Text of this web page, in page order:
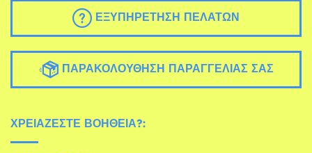
ΕΞΥΠΗΡΈΤΗΣΗ ΠΕΛΑΤΏΝ
ΠΑΡΑΚΟΛΟΎΘΗΣΗ ΠΑΡΑΓΓΕΛΊΑΣ ΣΑΣ
ΧΡΕΙΆΖΕΣΤΕ ΒΟΉΘΕΙΑ?: